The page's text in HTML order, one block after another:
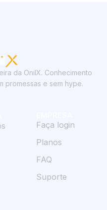
da OnilX. Conhecimento
promessas e sem hype.
Faça login
Planos
FAQ
Suporte